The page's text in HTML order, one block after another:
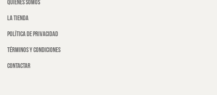
Quienes somos
La tienda
Política de privacidad
Términos y condiciones
Contactar